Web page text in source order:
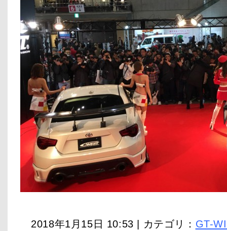
2018年1月15日 10:53 | カテゴリ： GT-